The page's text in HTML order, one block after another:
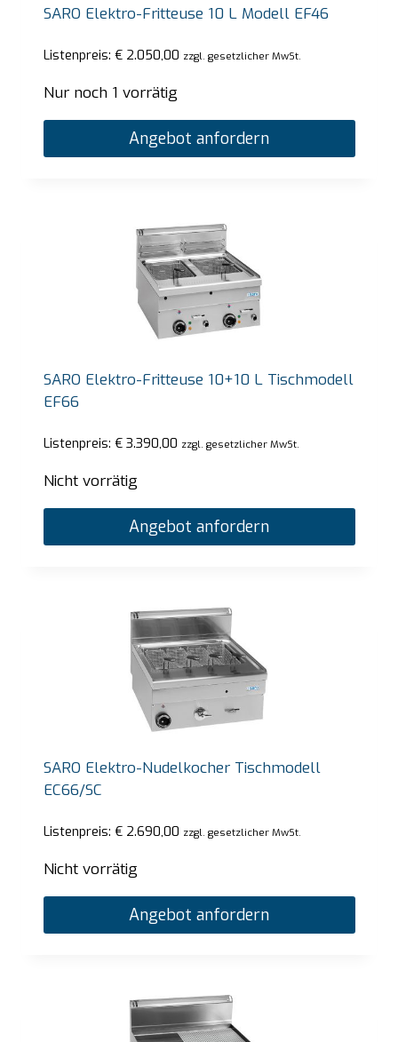
SARO Elektro-Fritteuse 10 L Modell EF46
Listenpreis: €2.050,00 zzgl. gesetzlicher MwSt.
Nur noch 1 vorrätig
Angebot anfordern
SARO Elektro-Fritteuse 10+10 L Tischmodell
EF66
Listenpreis: €3.390,00 zzgl. gesetzlicher MwSt.
Nicht vorrätig
Angebot anfordern
SARO Elektro-Nudelkocher Tischmodell
EC66/SC
Listenpreis: €2.690,00 zzgl. gesetzlicher MwSt.
Nicht vorrätig
Angebot anfordern